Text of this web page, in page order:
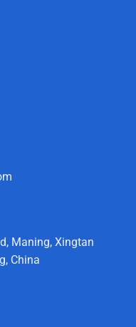
Maning, Xingtan
China